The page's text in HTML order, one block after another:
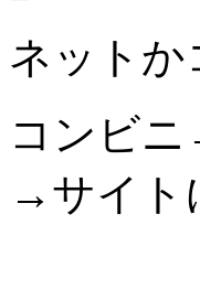
ネットか
コンビ
→サイト